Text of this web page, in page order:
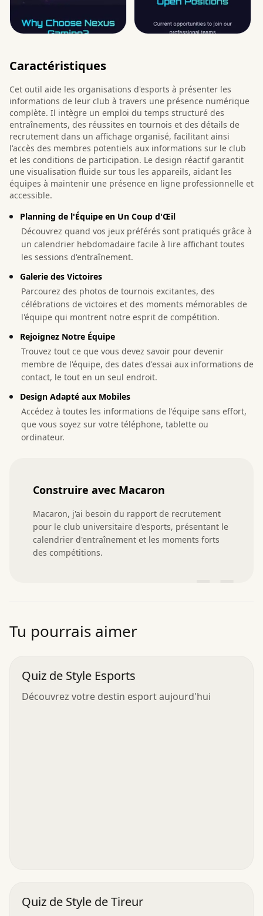
Caractéristiques
Cet outil aide les organisations d'esports à présenter les
informations de leur club à travers une présence numérique
complète. Il intègre un emploi du temps structuré des
entraînements, des réussites en tournois et des détails de
recrutement dans un affichage organisé, facilitant ainsi
l'accès des membres potentiels aux informations sur le club
et les conditions de participation. Le design réactif garantit
une visualisation fluide sur tous les appareils, aidant les
équipes à maintenir une présence en ligne professionnelle et
accessible.
Planning de l'Équipe en Un Coup d'Œil
Découvrez quand vos jeux préférés sont pratiqués grâce à
un calendrier hebdomadaire facile à lire affichant toutes
les sessions d'entraînement.
Galerie des Victoires
Parcourez des photos de tournois excitantes, des
célébrations de victoires et des moments mémorables de
l'équipe qui montrent notre esprit de compétition.
Rejoignez Notre Équipe
Trouvez tout ce que vous devez savoir pour devenir
membre de l'équipe, des dates d'essai aux informations de
contact, le tout en un seul endroit.
Design Adapté aux Mobiles
Accédez à toutes les informations de l'équipe sans effort,
que vous soyez sur votre téléphone, tablette ou
ordinateur.
Construire avec Macaron
Macaron, j'ai besoin du rapport de recrutement
pour le club universitaire d'esports, présentant le
calendrier d'entraînement et les moments forts
des compétitions.
Tu pourrais aimer
Quiz de Style Esports
Découvrez votre destin esport aujourd'hui
Quiz de Style de Tireur